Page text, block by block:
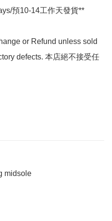
預10-14工作天發貨**
or Refund unless sold
defects. 本店絕不接受任
midsole